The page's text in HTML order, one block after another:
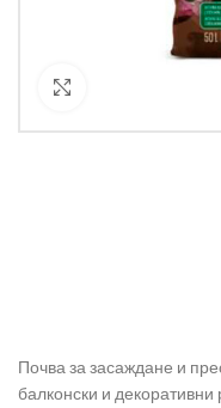
Почва за засаждане и
балконски и декоративни